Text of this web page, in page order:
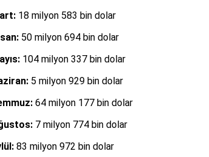
18 milyon 583 bin dolar
50 milyon 694 bin dolar
104 milyon 337 bin dolar
5 milyon 929 bin dolar
64 milyon 177 bin dolar
7 milyon 774 bin dolar
83 milyon 972 bin dolar